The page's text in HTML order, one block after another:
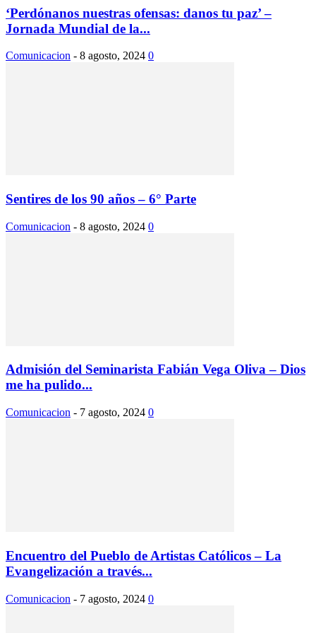
‘Perdónanos nuestras ofensas: danos tu paz’ –
Jornada Mundial de la...
Comunicacion - 8 agosto, 2024 0
Sentires de los 90 años – 6° Parte
Comunicacion - 8 agosto, 2024 0
Admisión del Seminarista Fabián Vega Oliva – Dios
me ha pulido...
Comunicacion - 7 agosto, 2024 0
Encuentro del Pueblo de Artistas Católicos – La
Evangelización a través...
Comunicacion - 7 agosto, 2024 0